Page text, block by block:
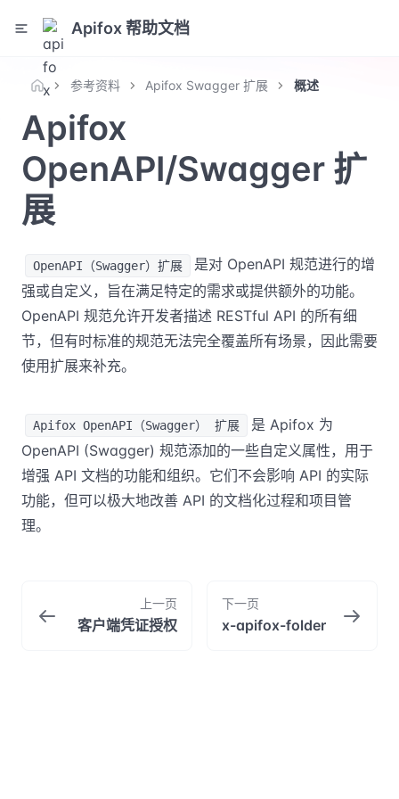
Apifox 帮助文档
参考资料 Apifox Swagger 扩展 概述
Apifox
OpenAPI/Swagger 扩
展
OpenAPI（Swagger）扩展
是对 OpenAPI 规范进行的增
强或自定义，旨在满足特定的需求或提供额外的功能。
OpenAPI 规范允许开发者描述 RESTful API 的所有细
节，但有时标准的规范无法完全覆盖所有场景，因此需要
使用扩展来补充。
Apifox OpenAPI（Swagger） 扩展
是 Apifox 为
OpenAPI (Swagger) 规范添加的一些自定义属性，用于
增强 API 文档的功能和组织。它们不会影响 API 的实际
功能，但可以极大地改善 API 的文档化过程和项目管
理。
上一页
客户端凭证授权
下一页
x-apifox-folder